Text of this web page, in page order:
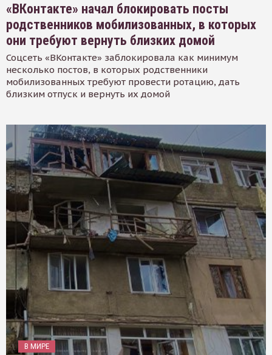
«ВКонтакте» начал блокировать посты
родственников мобилизованных, в которых
они требуют вернуть близких домой
Соцсеть «ВКонтакте» заблокировала как минимум
несколько постов, в которых родственники
мобилизованных требуют провести ротацию, дать
близким отпуск и вернуть их домой
В МИРЕ